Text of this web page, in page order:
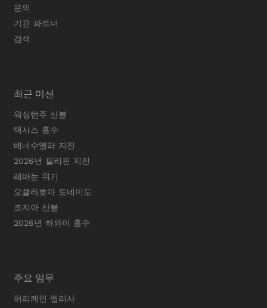
문의
기관 파트너
검색
최근 미션
워싱턴주 산불
텍사스 홍수
베네수엘라 지진
2026년 필리핀 지진
레바논 위기
오클라호마 토네이도
조지아 산불
2026년 하와이 홍수
주요 임무
허리케인 멜리사